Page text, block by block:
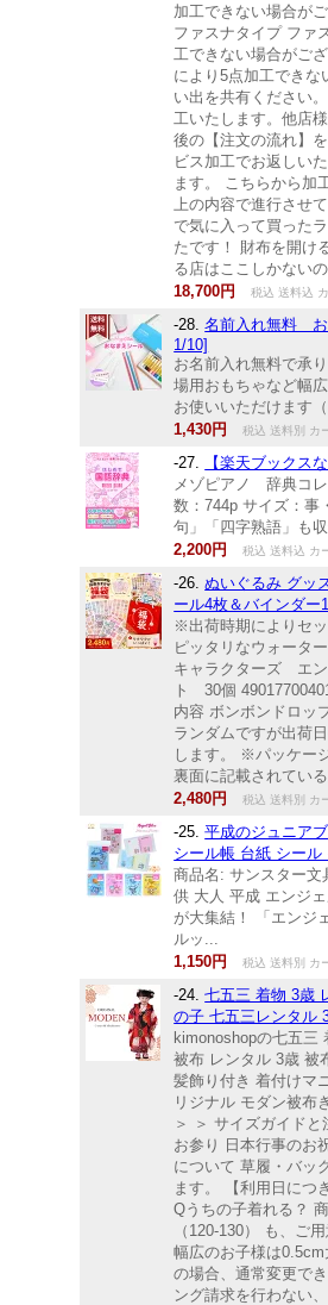
加工できない場合が
ファスナタイプ ファ
工できない場合がご
により5点加工でき
い出を共有ください
工いたします。他店
後の【注文の流れ】
ビス加工でお返しい
ます。 こちらから
上の内容で進行させ
で気に入って買った
たです！ 財布を開け
る店はここしかない
18,700円
税込 送料込
-28.名前入れ無料
1/10]
お名前入れ無料で承
場用おもちゃなど幅
お使いいただけます
1,430円
税込 送料別 カ
-27.
【楽天ブックス
メゾピアノ 辞典コレ
数：744p サイズ：事
句」「四字熟語」も
2,200円
税込 送料込 カ
-26.ぬいぐるみ グッ
ール4枚＆バインダー
※出荷時期によりセ
ピッタリなウォータ
キャラクターズ エ
ト 30個
内容 ボンボンドロ
ランダムですが出荷
します。 ※パッケー
裏面に記載されてい
2,480円
税込 送料別 カ
-25.平成のジュニア
シール帳 台紙 シー
商品名: サンスター
供 大人 平成 エンジ
が大集結！ 「エン
ルッ...
1,150円
税込 送料別 カ
-24.七五三 着物 3歳
の子 七五三レンタル
kimonoshopの七五三
被布 レンタル 3歳 被
髪飾り付き 着付けマ
リジナル モダン被布
＞ ＞ サイズガイド
お参り 日本行事のお
について 草履・バッ
ます。 【利用日につ
Qうちの子着れる？
（120-130） も、ご
幅広のお子様は
の場合、通常変更で
ング請求を行わない